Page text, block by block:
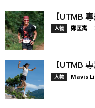
【UTMB
人物 鄭匡寓 -
【UTMB
人物 Mavis